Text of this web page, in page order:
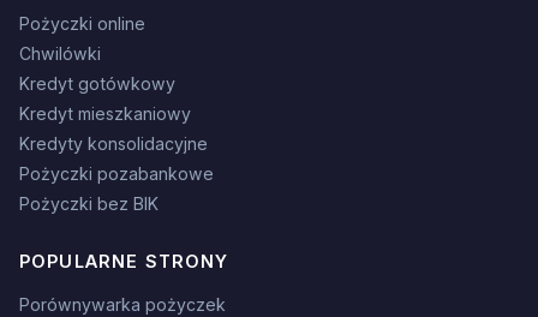
Pożyczki online
Chwilówki
Kredyt gotówkowy
Kredyt mieszkaniowy
Kredyty konsolidacyjne
Pożyczki pozabankowe
Pożyczki bez BIK
POPULARNE STRONY
Porównywarka pożyczek